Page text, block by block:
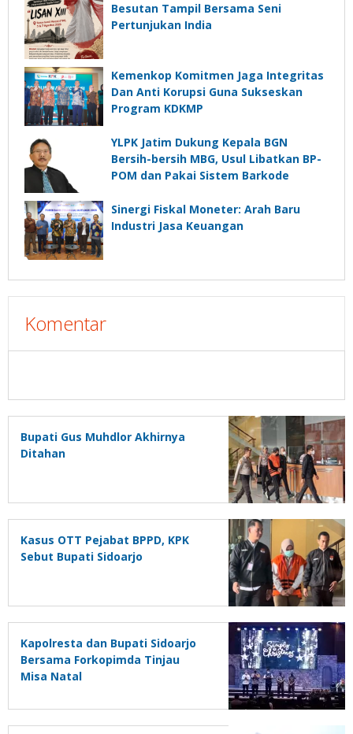
Besutan Tampil Bersama Seni
Pertunjukan India
Kemenkop Komitmen Jaga Integritas
Dan Anti Korupsi Guna Sukseskan
Program KDKMP
YLPK Jatim Dukung Kepala BGN
Bersih-bersih MBG, Usul Libatkan BP-
POM dan Pakai Sistem Barkode
Sinergi Fiskal Moneter: Arah Baru
Industri Jasa Keuangan
Komentar
Bupati Gus Muhdlor Akhirnya
Ditahan
Kasus OTT Pejabat BPPD, KPK
Sebut Bupati Sidoarjo
Kapolresta dan Bupati Sidoarjo
Bersama Forkopimda Tinjau
Misa Natal